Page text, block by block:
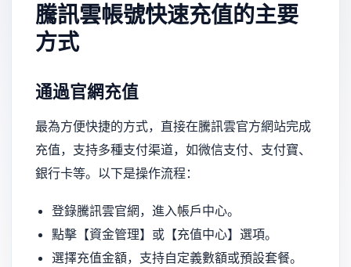
騰訊雲帳號快速充值的主要
方式
通過官網充值
最為方便快捷的方式，直接在騰訊雲官方網站完成
充值，支持多種支付渠道，如微信支付、支付寶、
銀行卡等。以下是操作流程：
登錄騰訊雲官網，進入帳戶中心。
點擊【資金管理】或【充值中心】選項。
選擇充值金額，支持自定義數額或預設套餐。